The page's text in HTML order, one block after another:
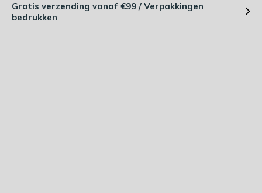
Gratis verzending vanaf €99 / Verpakkingen
bedrukken